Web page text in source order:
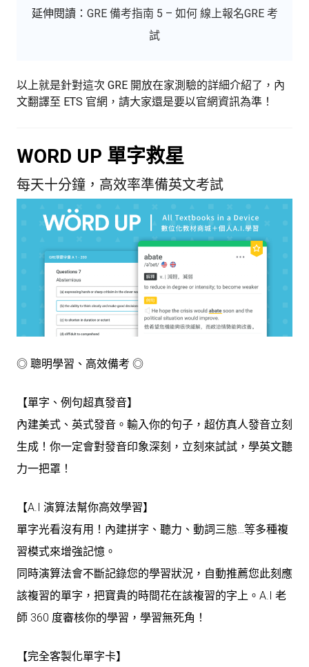
延伸閱讀： GRE 備考指南 5 – 如何 線上報名GRE 考
試
以上就是針對這次 GRE 開放在家測驗的詳細介紹了，內
文翻譯至 ETS 官網，請大家還是要以官網資訊為準！
WORD UP 單字救星
每天十分鐘，高效率準備英文考試
◎ 聰明學習、高效備考 ◎
【單字、例句超真發音】
內建美式、英式發音。輸入你的句子，超仿真人發音立刻
生成！你一定會對發音印象深刻，立刻來試試，學英文聽
力一把罩！
【A.I 演算法幫你高效學習】
單字光看沒有用！內建拼字、聽力、動詞三態…等多種複
習模式來增強記憶。
同時演算法會不斷記錄您的學習狀況，自動推薦您此刻應
該複習的單字，把寶貴的時間花在該複習的字上。A.I 老
師 360 度審核你的學習，學習無死角！
【完全客製化單字卡】